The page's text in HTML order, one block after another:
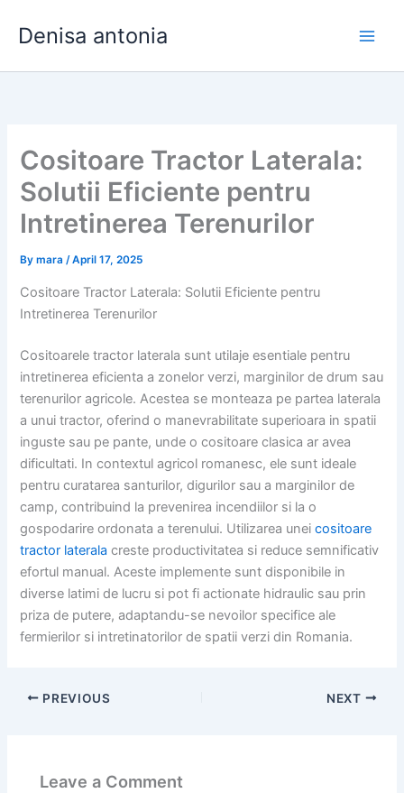
Denisa antonia
Cositoare Tractor Laterala:
Solutii Eficiente pentru
Intretinerea Terenurilor
Bymara/April 17, 2025
Cositoare Tractor Laterala: Solutii Eficiente pentru
Intretinerea Terenurilor
Cositoarele tractor laterala sunt utilaje esentiale pentru
intretinerea eficienta a zonelor verzi, marginilor de drum sau
terenurilor agricole. Acestea se monteaza pe partea laterala
a unui tractor, oferind o manevrabilitate superioara in spatii
inguste sau pe pante, unde o cositoare clasica ar avea
dificultati. In contextul agricol romanesc, ele sunt ideale
pentru curatarea santurilor, digurilor sau a marginilor de
camp, contribuind la prevenirea incendiilor si la o
gospodarire ordonata a terenului. Utilizarea uneicositoare
tractor laterala creste productivitatea si reduce semnificativ
efortul manual. Aceste implemente sunt disponibile in
diverse latimi de lucru si pot fi actionate hidraulic sau prin
priza de putere, adaptandu-se nevoilor specifice ale
fermierilor si intretinatorilor de spatii verzi din Romania.
PREVIOUS NEXT
Leave a Comment